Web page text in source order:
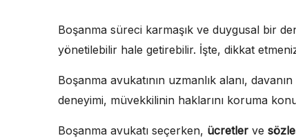
Boşanma süreci karmaşık ve duygusal bir
yönetilebilir hale getirebilir. İşte, dikkat
Boşanma avukatının uzmanlık alanı,
deneyimi, müvekkilinin haklarını koruma
Boşanma avukatı seçerken, ücretler ve